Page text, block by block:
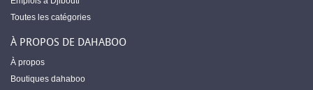
Toutes les catégories
À PROPOS DE DAHABOO
À propos
Boutiques dahaboo